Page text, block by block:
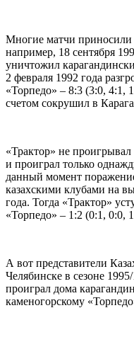
Многие матчи приносили
например, 18 сентября
уничтожил
2 февраля 1992 года
«Торпедо» – 8:3 (3:0, 4:1,
счетом сокрушил в
«Трактор» не
и проиграл только
данный момент
казахскими клубами на
года. Тогда «Трактор»
«Торпедо» – 1:2 (0:1, 0:0,
А вот представители
Челябинске в сезоне
проиграл дома
каменогорскому